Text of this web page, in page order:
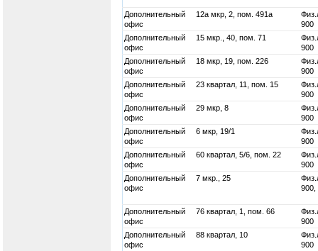
Дополнительный
офис
12а мкр, 2, пом. 491а
900
Дополнительный
офис
15 мкр., 40, пом. 71
900
Дополнительный
офис
18 мкр, 19, пом. 226
900
Дополнительный
офис
23 квартал, 11, пом. 15
900
Дополнительный
офис
29 мкр, 8
900
Дополнительный
офис
6 мкр, 19/1
900
Дополнительный
офис
60 квартал, 5/6, пом. 22
900
Дополнительный
офис
7 мкр., 25
900,
Дополнительный
офис
76 квартал, 1, пом. 66
900
Дополнительный
офис
88 квартал, 10
900